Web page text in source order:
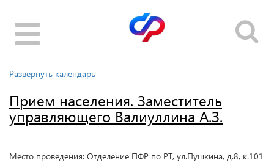
Toggle
navigation
Развернуть календарь
Прием населения. Заместитель
управляющего Валиуллина А.З.
Место проведения: Отделение ПФР по РТ, ул.Пушкина, д.8, к.101